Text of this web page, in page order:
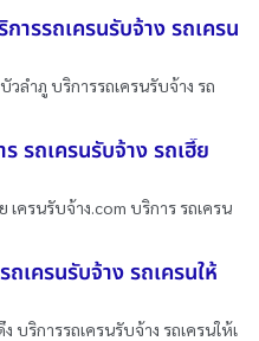
ารรถเครนรับจ้าง รถเครน
ลำภู บริการรถเครนรับจ้าง รถ
ร รถเครนรับจ้าง รถเฮี๊ย
เครนรับจ้าง.com บริการ รถเครน
เครนรับจ้าง รถเครนให้
บริการรถเครนรับจ้าง รถเครนให้เ